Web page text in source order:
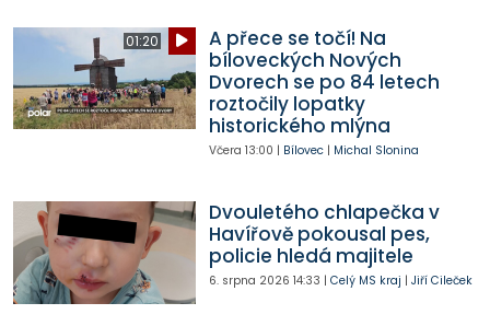
01:20
A přece se točí! Na
bíloveckých Nových
Dvorech se po 84 letech
roztočily lopatky
historického mlýna
Včera 13:00 | Bílovec| Michal Slonina
Dvouletého chlapečka v
Havířově pokousal pes,
policie hledá majitele
6. srpna 2026 14:33 | Celý MS kraj | Jiří Cileček